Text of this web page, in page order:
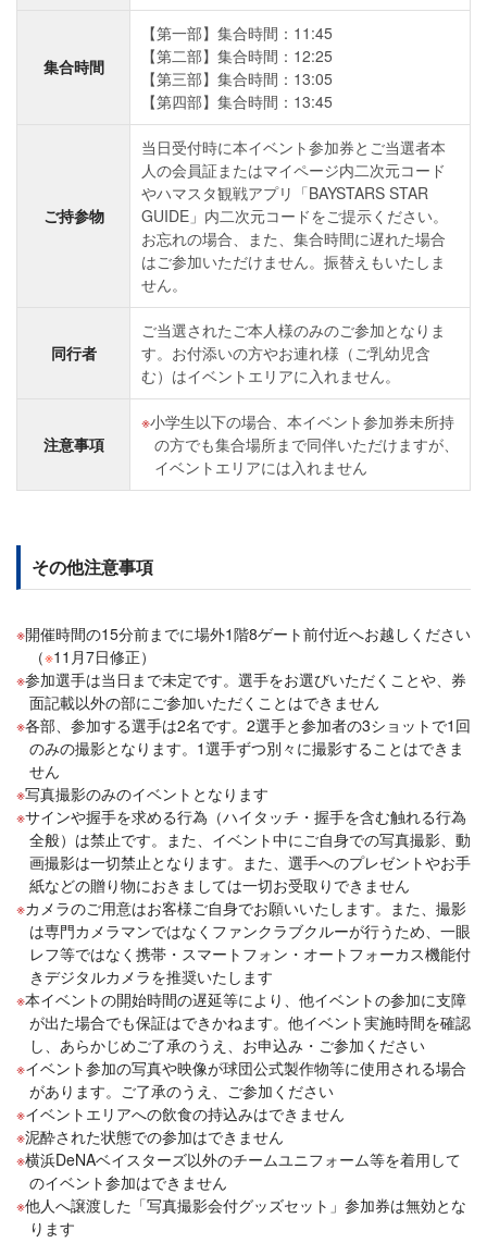
集合時間
【第一部】集合時間：11:45
【第二部】集合時間：12:25
【第三部】集合時間：13:05
【第四部】集合時間：13:45
ご持参物
当日受付時に本イベント参加券とご当選者本
人の会員証またはマイページ内二次元コード
やハマスタ観戦アプリ「BAYSTARS STAR
GUIDE」内二次元コードをご提示ください。
お忘れの場合、また、集合時間に遅れた場合
はご参加いただけません。振替えもいたしま
せん。
同行者
ご当選されたご本人様のみのご参加となりま
す。お付添いの方やお連れ様（ご乳幼児含
む）はイベントエリアに入れません。
注意事項
小学生以下の場合、本イベント参加券未所持
の方でも集合場所まで同伴いただけますが、
イベントエリアには入れません
その他注意事項
開催時間の15分前までに場外1階8ゲート前付近へお越しください
（※11月7日修正）
参加選手は当日まで未定です。選手をお選びいただくことや、券
面記載以外の部にご参加いただくことはできません
各部、参加する選手は2名です。2選手と参加者の3ショットで1回
のみの撮影となります。1選手ずつ別々に撮影することはできま
せん
写真撮影のみのイベントとなります
サインや握手を求める行為（ハイタッチ・握手を含む触れる行為
全般）は禁止です。また、イベント中にご自身での写真撮影、動
画撮影は一切禁止となります。また、選手へのプレゼントやお手
紙などの贈り物におきましては一切お受取りできません
カメラのご用意はお客様ご自身でお願いいたします。また、撮影
は専門カメラマンではなくファンクラブクルーが行うため、一眼
レフ等ではなく携帯・スマートフォン・オートフォーカス機能付
きデジタルカメラを推奨いたします
本イベントの開始時間の遅延等により、他イベントの参加に支障
が出た場合でも保証はできかねます。他イベント実施時間を確認
し、あらかじめご了承のうえ、お申込み・ご参加ください
イベント参加の写真や映像が球団公式製作物等に使用される場合
があります。ご了承のうえ、ご参加ください
イベントエリアへの飲食の持込みはできません
泥酔された状態での参加はできません
横浜DeNAベイスターズ以外のチームユニフォーム等を着用して
のイベント参加はできません
他人へ譲渡した「写真撮影会付グッズセット」参加券は無効とな
ります